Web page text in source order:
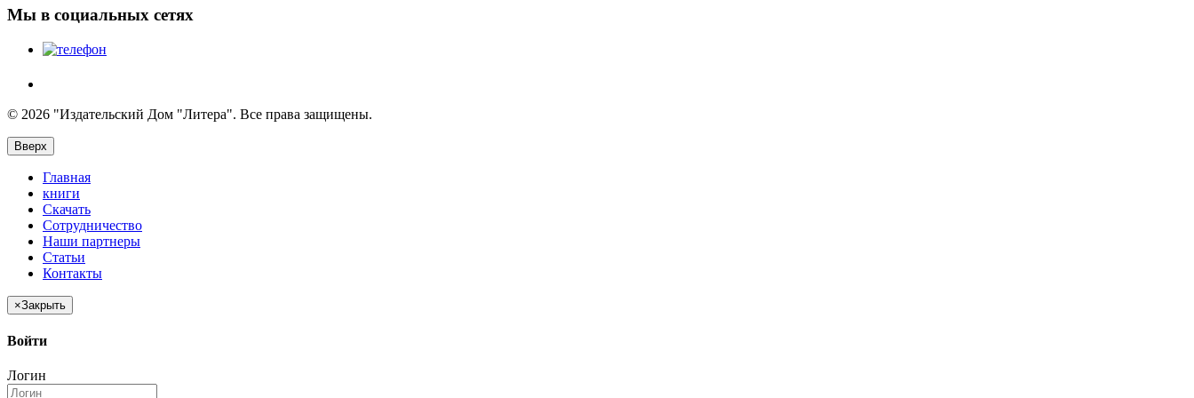
Мы в социальных сетях
© 2026 "Издательский Дом "Литера". Все права защищены.
Вверх
Главная
книги
Скачать
Сотрудничество
Наши партнеры
Статьи
Контакты
×Закрыть
Войти
Логин